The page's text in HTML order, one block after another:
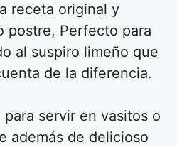
receta original y
postre, Perfecto para
al suspiro limeño que
de la diferencia.
servir en vasitos o
además de delicioso